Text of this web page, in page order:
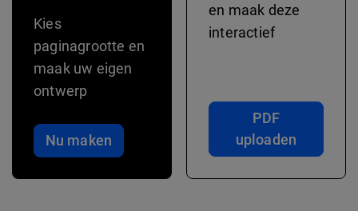
Kies
paginagrootte en
maak uw eigen
ontwerp
Nu maken
en maak deze
interactief
PDF
uploaden